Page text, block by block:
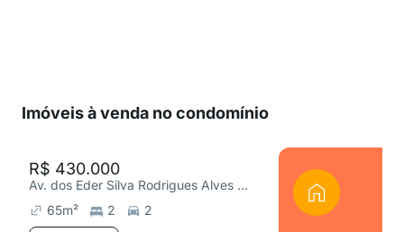
Imóveis à venda no condomínio
R$ 430.000
Av. dos Eder Silva Rodrigues Alves 1384, Pontal de Santa Marina
65m² 2
2